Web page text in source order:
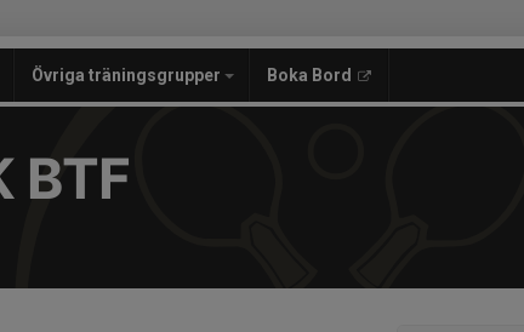
Övriga träningsgrupper Boka Bord
BTF